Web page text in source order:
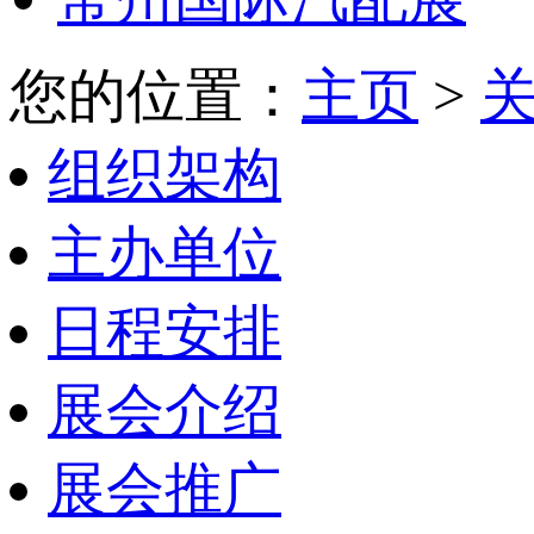
您的位置： 主页 >
组织架构
主办单位
日程安排
展会介绍
展会推广